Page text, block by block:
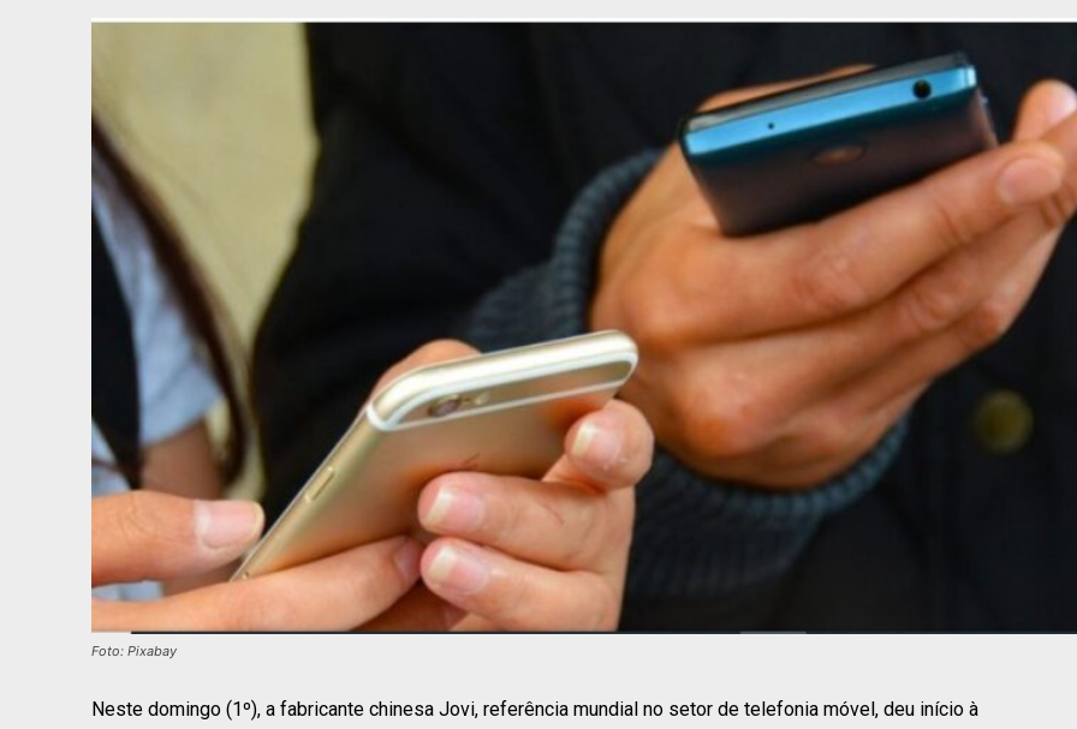
Foto: Pixabay
Neste domingo (1º), a fabricante chinesa Jovi, referência mundial no setor de telefonia móvel, deu início à